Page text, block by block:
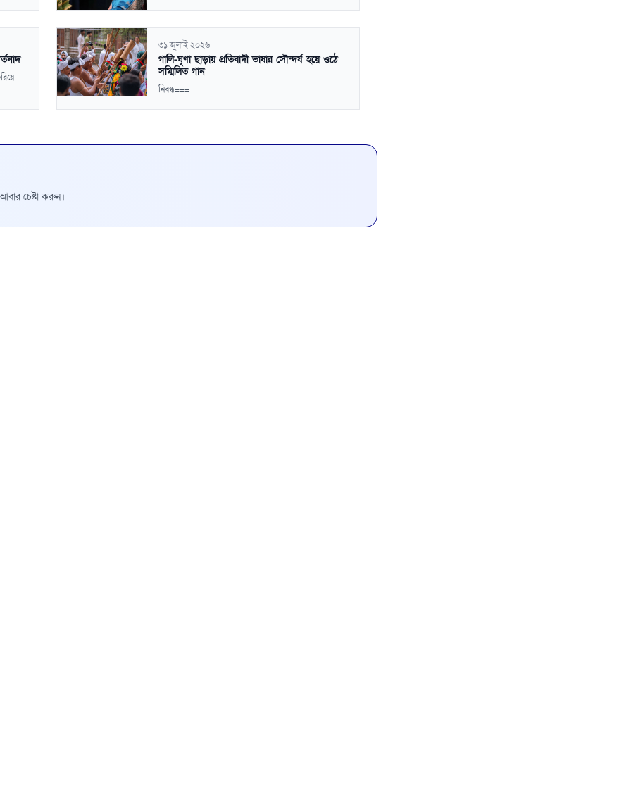
৩১ জুলাই ২০২৬
গালি-ঘৃণা ছাড়ায় প্রতিবাদী ভাষার সৌন্দর্য হয়ে ওঠে
সম্মিলিত গান
নিবন্ধ===
আবার চেষ্টা করুন।